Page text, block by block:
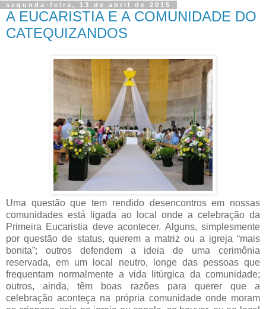
segunda-feira, 13 de abril de 2015
A EUCARISTIA E A COMUNIDADE DO
CATEQUIZANDOS
Uma questão que tem rendido desencontros em nossas
comunidades está ligada ao local onde a celebração da
Primeira Eucaristia deve acontecer. Alguns, simplesmente
por questão de status, querem a matriz ou a igreja “mais
bonita”; outros defendem a ideia de uma cerimônia
reservada, em um local neutro, longe das pessoas que
frequentam normalmente a vida litúrgica da comunidade;
outros, ainda, têm boas razões para querer que a
celebração aconteça na própria comunidade onde moram